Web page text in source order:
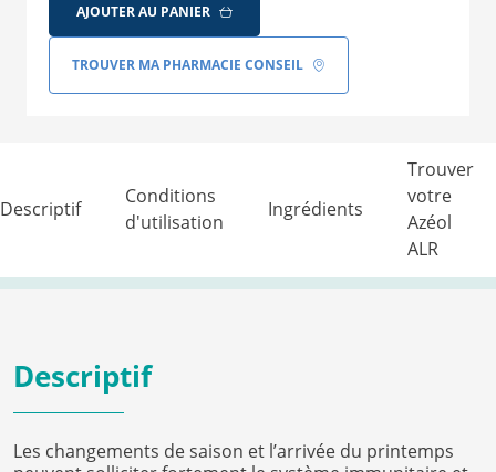
AJOUTER AU PANIER
TROUVER MA PHARMACIE CONSEIL
Descriptif
Conditions
d'utilisation
Ingrédients
Trouver
votre
Azéol
ALR
Descriptif
Les changements de saison et l’arrivée du printemps